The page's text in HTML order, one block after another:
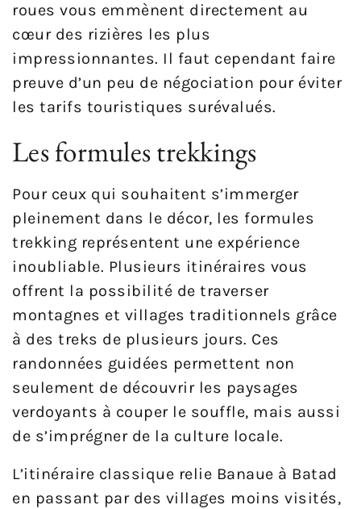
roues vous emmènent directement au
cœur des rizières les plus
impressionnantes. Il faut cependant faire
preuve d’un peu de négociation pour éviter
les tarifs touristiques surévalués.
Les formules trekkings
Pour ceux qui souhaitent s’immerger
pleinement dans le décor, les formules
trekking représentent une expérience
inoubliable. Plusieurs itinéraires vous
offrent la possibilité de traverser
montagnes et villages traditionnels grâce
à des treks de plusieurs jours. Ces
randonnées guidées permettent non
seulement de découvrir les paysages
verdoyants à couper le souffle, mais aussi
de s’imprégner de la culture locale.
L’itinéraire classique relie Banaue à Batad
en passant par des villages moins visités,